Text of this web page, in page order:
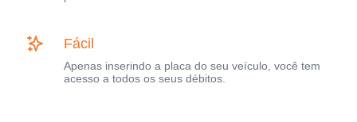
Fácil
Apenas inserindo a placa do seu veículo, você tem
acesso a todos os seus débitos.